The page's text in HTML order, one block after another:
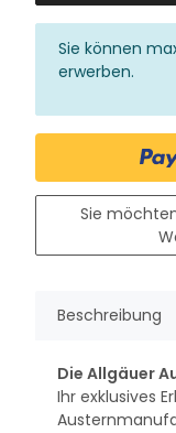
x
Sie können
erwerben.
Sie
Beschreibung
Die Allgäuer
Ihr exklusives